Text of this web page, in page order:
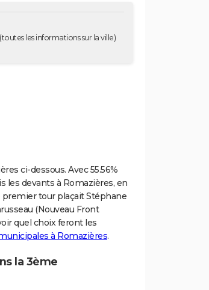
les informations sur la ville)
ci-dessous. Avec 55.56%
les devants à Romazières, en
premier tour plaçait Stéphane
(Nouveau Front
quel choix feront les
à Romazières.
la 3ème